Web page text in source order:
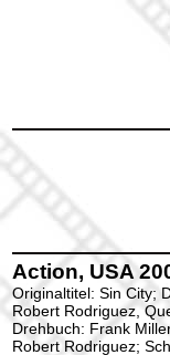
Action, USA
Originaltitel: Sin City;
Robert Rodriguez,
Drehbuch: Frank
Robert Rodriguez;